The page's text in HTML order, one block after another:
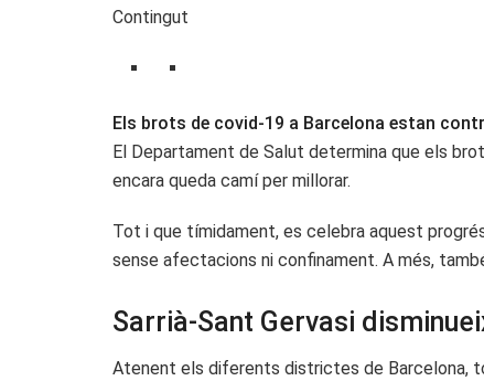
Contingut
Els brots de covid-19 a Barcelona estan
El Departament de Salut determina que els
encara queda camí per millorar.
Tot i que tímidament, es celebra aquest
sense afectacions ni confinament. A més,
Sarrià-Sant Gervasi
Atenent els diferents districtes de Barcelona,